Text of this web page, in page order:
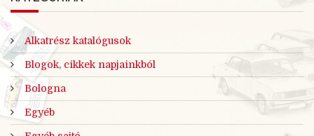
Alkatrész katalógusok
Blogok, cikkek napjainkból
Bologna
Egyéb